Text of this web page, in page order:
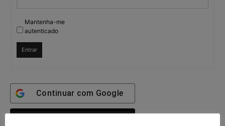
Mantenha-me
autenticado
Entrar
Continuar com Google